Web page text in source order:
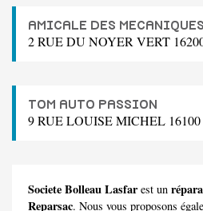
AMICALE DES
2 RUE DU NOYER VERT
TOM AUTO PASSION
9 RUE LOUISE MICHEL
Societe Bolleau Lasfarest un
Reparsac. Nous vous proposons